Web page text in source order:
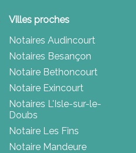
Villes proches
Notaires Audincourt
Notaires Besançon
Notaire Bethoncourt
Notaire Exincourt
Notaires L'Isle-sur-le-
Doubs
Notaire Les Fins
Notaire Mandeure